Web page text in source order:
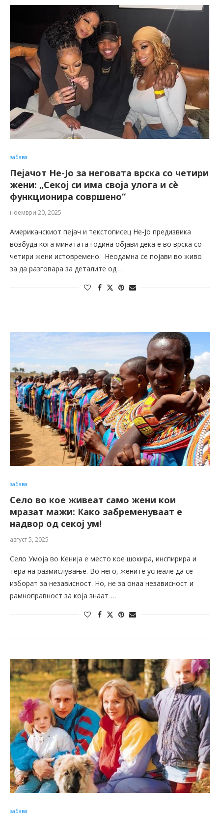
забава
Пејачот Не-Јо за неговата врска со четири
жени: „Секој си има своја улога и сè
функционира совршено“
ноември 20, 2025
Американскиот пејач и текстописец Не-Јо предизвика
возбуда кога минатата година објави дека е во врска со
четири жени истовремено. Неодамна се појави во живо
за да разговара за деталите од …
забава
Село во кое живеат само жени кои
мразат мажи: Како забременуваат е
надвор од секој ум!
август 5, 2025
Село Умоја во Кенија е место кое шокира, инспирира и
тера на размислување. Во него, жените успеале да се
изборат за независност. Но, не за онаа независност и
рамноправност за која знаат …
забава